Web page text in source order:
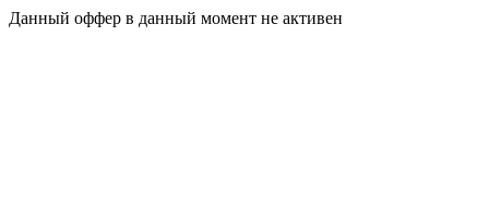
Данный оффер в данный момент не активен